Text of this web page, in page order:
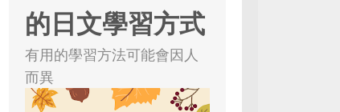
的日文學習方式
有用的學習方法可能會因人
而異